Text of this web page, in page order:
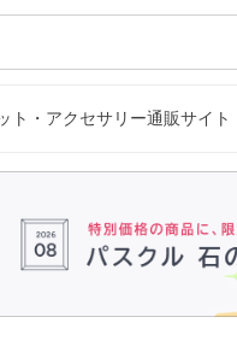
ト・アクセサリー通販サイト